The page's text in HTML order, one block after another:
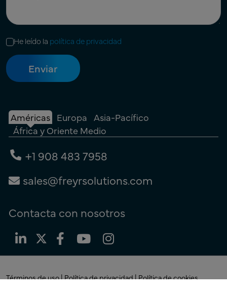
He leído la política de privacidad
Américas Europa Asia-Pacífico
África y Oriente Medio
+1 908 483 7958
sales@freyrsolutions.com
Contacta con nosotros
Términos de uso|Política de privacidad|Política de cookies